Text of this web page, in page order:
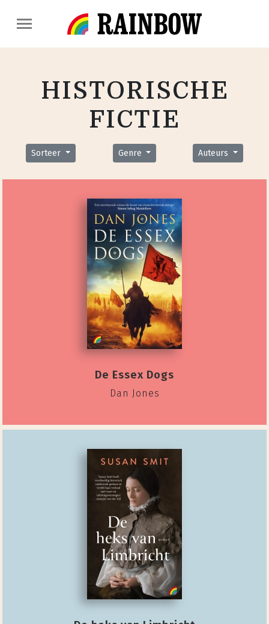
HISTORISCHE
FICTIE
Sorteer Genre Auteurs
De Essex Dogs
Dan Jones